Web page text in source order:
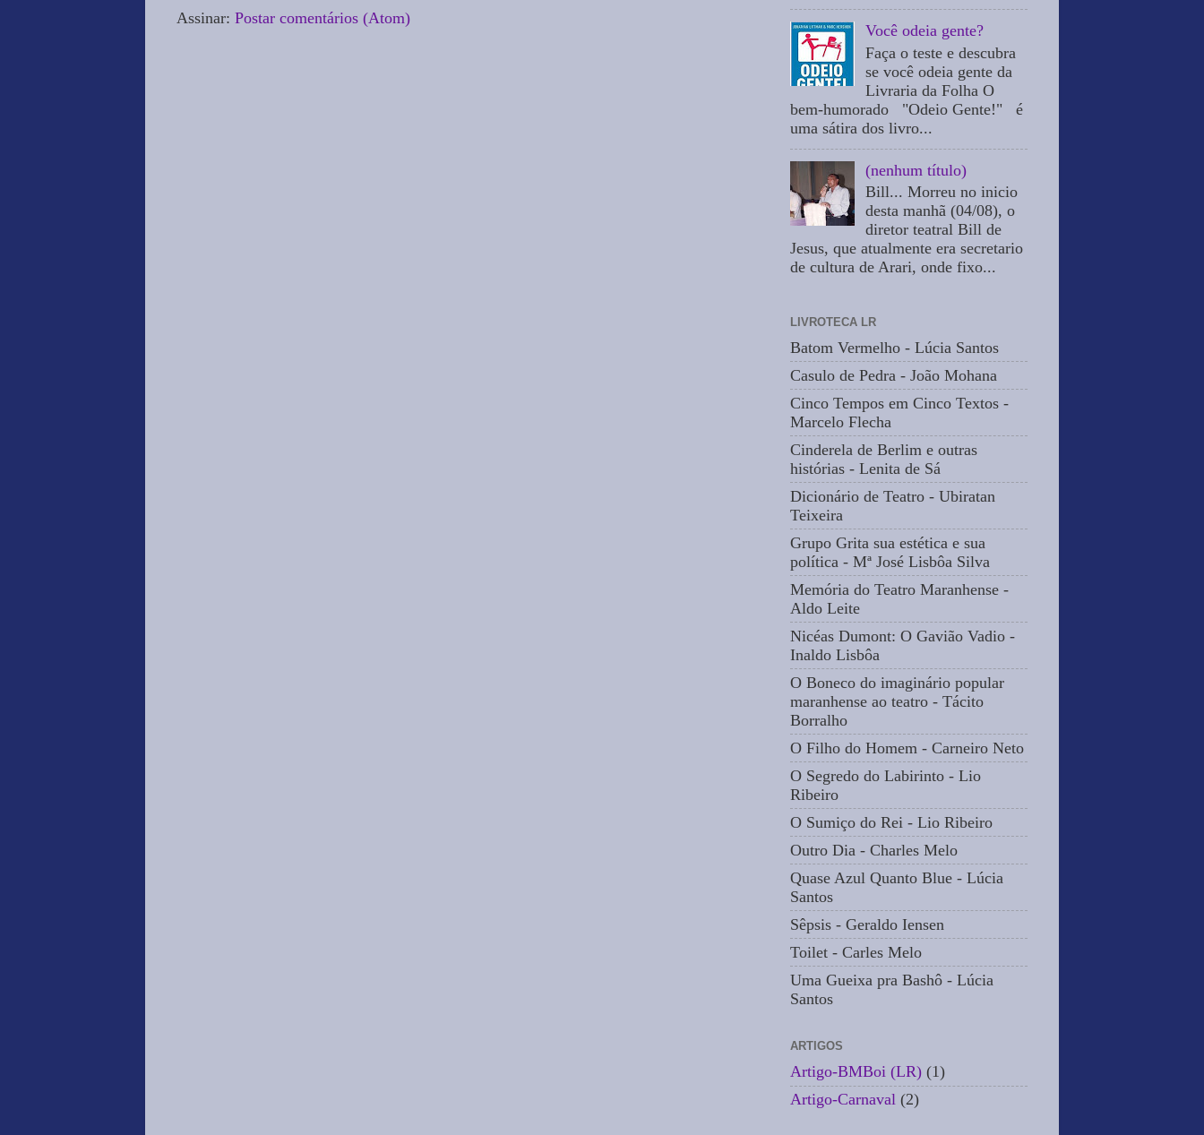
Assinar: Postar comentários (Atom)
Você odeia gente?
Faça o teste e descubra
se você odeia gente da
Livraria da Folha O
bem-humorado "Odeio Gente!" é
uma sátira dos livro...
(nenhum título)
Bill... Morreu no inicio
desta manhã (04/08), o
diretor teatral Bill de
Jesus, que atualmente era secretario
de cultura de Arari, onde fixo...
LIVROTECA LR
Batom Vermelho - Lúcia Santos
Casulo de Pedra - João Mohana
Cinco Tempos em Cinco Textos -
Marcelo Flecha
Cinderela de Berlim e outras
histórias - Lenita de Sá
Dicionário de Teatro - Ubiratan
Teixeira
Grupo Grita sua estética e sua
política - Mª José Lisbôa Silva
Memória do Teatro Maranhense -
Aldo Leite
Nicéas Dumont: O Gavião Vadio -
Inaldo Lisbôa
O Boneco do imaginário popular
maranhense ao teatro - Tácito
Borralho
O Filho do Homem - Carneiro Neto
O Segredo do Labirinto - Lio
Ribeiro
O Sumiço do Rei - Lio Ribeiro
Outro Dia - Charles Melo
Quase Azul Quanto Blue - Lúcia
Santos
Sêpsis - Geraldo Iensen
Toilet - Carles Melo
Uma Gueixa pra Bashô - Lúcia
Santos
ARTIGOS
Artigo-BMBoi (LR) (1)
Artigo-Carnaval (2)